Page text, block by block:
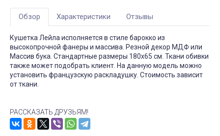
Обзор Характеристики Отзывы
Кушетка Лейла исполняется в стиле барокко из
высокопрочной фанеры и массива. Резной декор МДФ или
Массив бука. Стандартные размеры 180х65 см. Ткани обивки
также может подобрать клиент. На данную модель можно
установить французскую раскладушку. Стоимость зависит
от ткани.
РАССКАЗАТЬ ДРУЗЬЯМ!